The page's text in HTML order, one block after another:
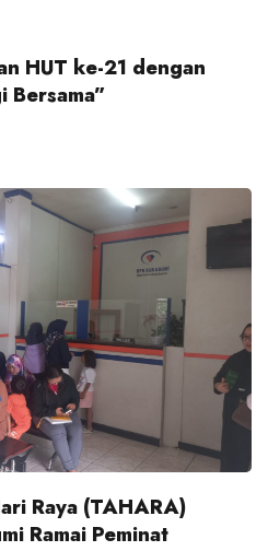
HUT ke-21 dengan
Bersama”
Raya (TAHARA)
Ramai Peminat